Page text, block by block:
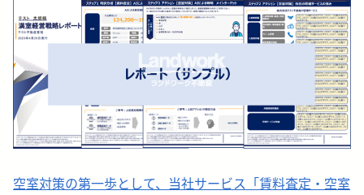
空室対策の第一歩として、当社サービス「賃料査定・空室